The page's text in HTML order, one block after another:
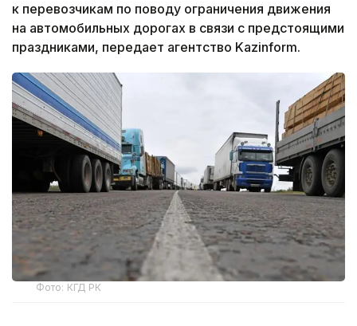
к перевозчикам по поводу ограничения движения
на автомобильных дорогах в связи с предстоящими
праздниками, передает агентство Kazinform.
Фото: КГД РК